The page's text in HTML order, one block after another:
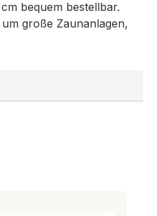
bequem bestellbar.
große Zaunanlagen,